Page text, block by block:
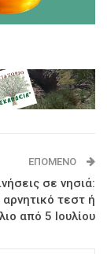
ΕΠΌΜΕΝΟ
σε νησιά:
τεστ ή
από 5 Ιουλίου